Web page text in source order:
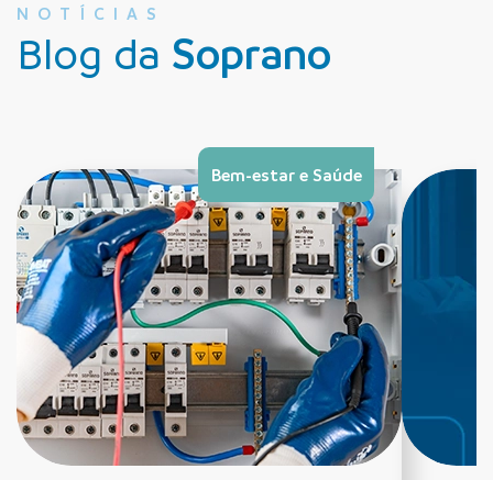
NOTÍCIAS
Blog da Soprano
Bem-estar e Saúde